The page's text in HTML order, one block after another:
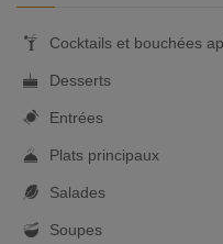
Cocktails et bouchées
Desserts
Entrées
Plats principaux
Salades
Soupes